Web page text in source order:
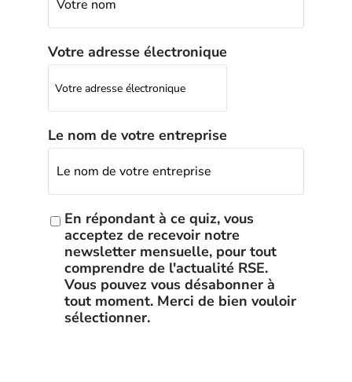
Votre adresse électronique
Le nom de votre entreprise
En répondant à ce quiz, vous
acceptez de recevoir notre
newsletter mensuelle, pour tout
comprendre de l'actualité RSE.
Vous pouvez vous désabonner à
tout moment. Merci de bien vouloir
sélectionner.